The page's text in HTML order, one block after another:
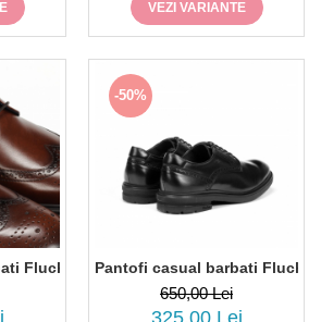
VEZI VARIANTE
Fluchos Belgas F0628, piele naturala,
-50%
Pantofi casual barbati
650,00 Lei
325,00 Lei